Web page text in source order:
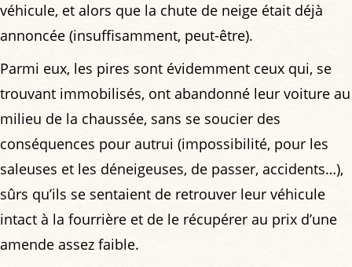
véhicule, et alors que la chute de neige était déjà
annoncée (insuffisamment, peut-être).
Parmi eux, les pires sont évidemment ceux qui, se
trouvant immobilisés, ont abandonné leur voiture au
milieu de la chaussée, sans se soucier des
conséquences pour autrui (impossibilité, pour les
saleuses et les déneigeuses, de passer, accidents…),
sûrs qu’ils se sentaient de retrouver leur véhicule
intact à la fourrière et de le récupérer au prix d’une
amende assez faible.